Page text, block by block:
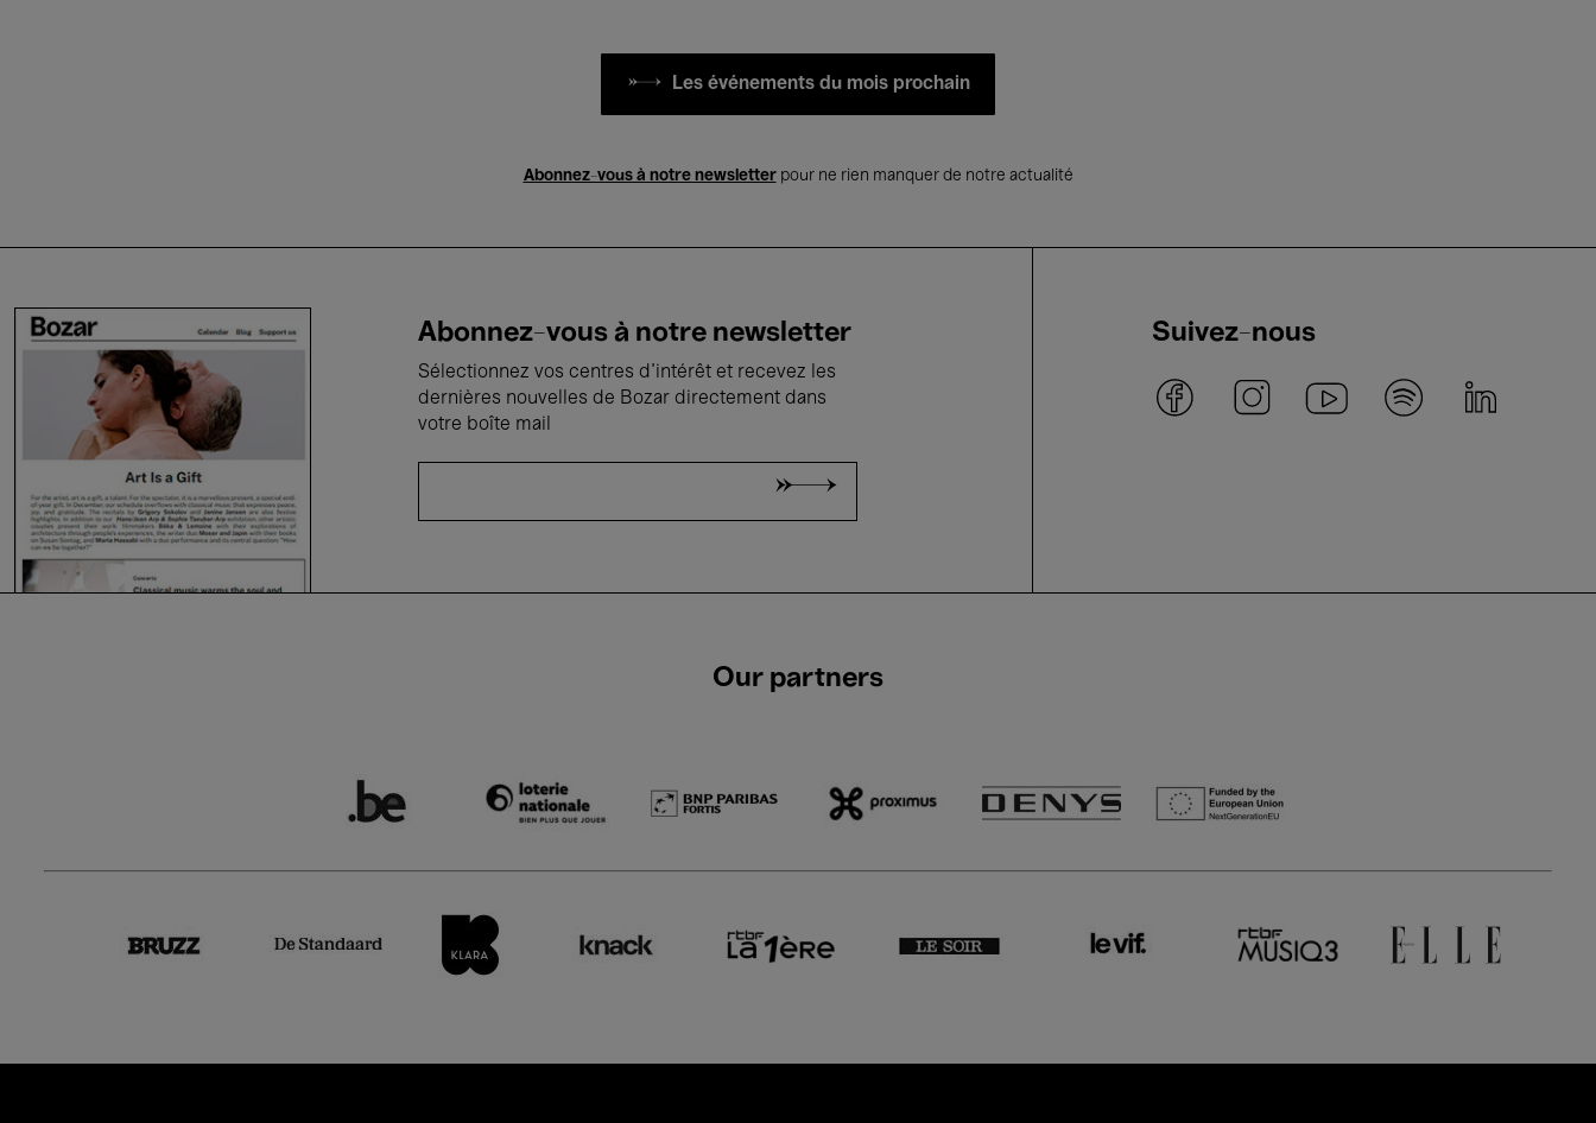
Les événements du mois prochain
Abonnez-vous à notre newsletterpour ne rien manquer de notre actualité
Abonnez-vous à notre newsletter
Sélectionnez vos centres d'intérêt et recevez les
dernières nouvelles de Bozar directement dans
votre boîte mail
Suivez-nous
Our partners